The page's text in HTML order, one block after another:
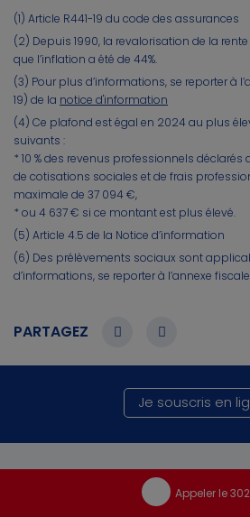
(1) Article R441-19 du code des assurances
(2) Depuis 1990, la revalorisation de la
que l’inflation a été de 44%.
(3) Pour plus d’informations, se reporter à
19) de la notice d'information
(4) Ce plafond est égal en 2024 au plus
suivants :
* 10 % des revenus professionnels déclarés
de cotisations sociales et de frais
maximale de 37 094 €,
* ou 4 637 € si ce montant est plus élevé.
(5) Article 4.5 de la Notice d’information
(6) Des prélèvements sociaux sont
d’informations, se reporter à l’annexe
PARTAGEZ
Je souscris en
Appeler le